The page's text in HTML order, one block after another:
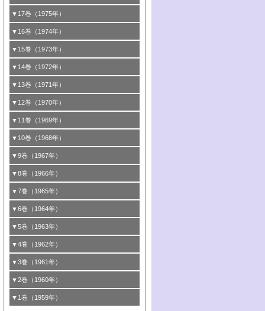
6号 表面測定法の最近の進歩
6号 資源・エネルギーと触媒
か
3号 均一系と不均一系における触媒作用の
5号 均一系と不均一系における触媒作用の
6号 均一系と不均一系における触媒作用の
関連
3号 新しい担体を求めて/触媒利用の新しい
展開
4号 第43回触媒討論会
5号 <<通常号>>
2号 <<通常号>>
3号 <<通常号>>
4号 第41回触媒討論会
6号 触媒反応の分子レベルでのアプローチ
1号 第38回触媒討論会
2号 <<通常号>>
3号 触媒寿命とその予測
4号 第39回触媒討論会
6号 <<通常号>>
▼17巻（1975年）
1号 第36回触媒討論会
2号 固体表面の新しい研究方法
3号 固体表面の新しい研究方法
4号 第37回触媒討論会
の反応性
▼16巻（1974年）
1号 第34回触媒討論会
2号 <<通常号>>
3号 <<通常号>>
4号 第35回触媒討論会
6号 シンポジウムエネルギー・資源・環境
▼15巻（1973年）
1号 第32回触媒討論会
2号 <<通常号>>
3号 触媒反応工学
4号 第33回触媒討論会
6号 環境問題
▼14巻（1972年）
1号 第30回触媒討論会
2号 新しい触媒とプロセス
3号 酵素触媒反応
4号 第31回触媒討論会
6号 <<通常号>>
▼13巻（1971年）
1号 第28回触媒討論会
2号 触媒研究法各論
3号 有機合成における錯体触媒
4号 第29回触媒討論会
6号 有機合成における錯体触媒
▼12巻（1970年）
1号 第26回触媒討論会
2号 触媒研究法
3号 <<通常号>>
4号 第27回触媒討論会
6号 <<通常号>>
▼11巻（1969年）
1号 第24回触媒討論会
2号 <<通常号>>
3号 <<通常号>>
4号 第25回触媒討論会
機構
機構
▼10巻（1968年）
1号 <<通常号>>
2号 <<通常号>>
3号 <<通常号>>
4号 <<通常号>>
6号 第23回触媒討論会
▼9巻（1967年）
1号 <<通常号>>
2号 <<通常号>>
3号 <<通常号>>
4号 <<通常号>>
6号 第21回触媒討論会
▼8巻（1966年）
1号 <<通常号>>
2号 <<通常号>>
3号 第19回触媒討論会
4号 <<通常号>>
▼7巻（1965年）
1号 第16回触媒討論会
2号 <<通常号>>
3号 第17回触媒討論会
4号 <<通常号>>
6号 <<通常号>>
▼6巻（1964年）
1号 第14回触媒討論会
2号 錯体触媒シンポジウム
3号 <<通常号>>
4号 第15回触媒討論会
▼5巻（1963年）
1号 <<通常号>>
2号 <<通常号>>
3号 第13回触媒討論会
4号 <<通常号>>
▼4巻（1962年）
1号 第11回触媒討論会
2号 <<通常号>>
3号 <<通常号>>
▼3巻（1961年）
1号 触媒表面の均一性，不均一性について
2号 第10回触媒討論会
▼2巻（1960年）
1号 <<通常号>>
▼1巻（1959年）